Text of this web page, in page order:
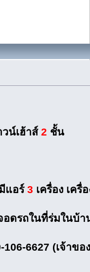
น์เฮ้าส์ 2 ชั้น
แอร์3 เครื่อง เครื่
ดรถในที่ร่มในบ้า
6627 (เจ้าขอ